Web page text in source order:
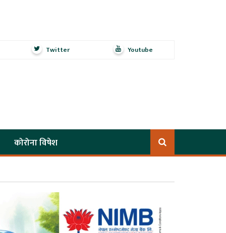
Twitter Youtube
कोरोना विषेश